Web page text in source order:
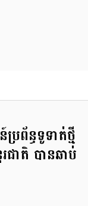
ព័ន្ធទូទាត់ថ្មី
ជាតិ បានឆាប់